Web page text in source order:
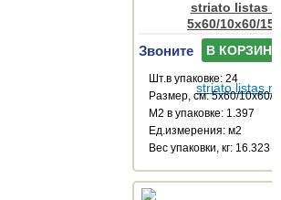
striato listas
5x60/10x60/
Звоните В КОРЗИНУ
Шт.в упаковке: 24
Размер, см: 5x60/10x60/
М2 в упаковке: 1.397
Ед.измерения: м2
Веc упаковки, кг: 16.323